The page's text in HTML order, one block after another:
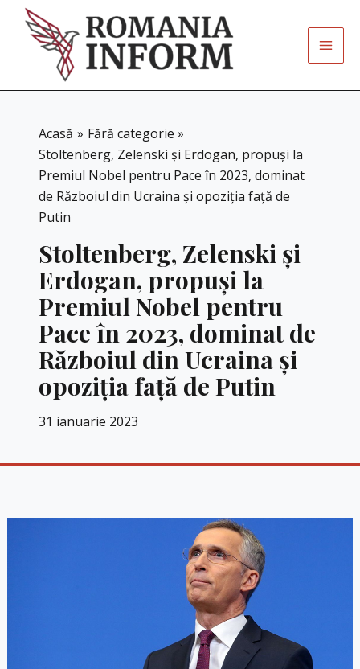
content
Acasă
Fără categorie
Stoltenberg, Zelenski şi Erdogan, propuşi la
Premiul Nobel pentru Pace în 2023, dominat
de Războiul din Ucraina şi opoziţia faţă de
Putin
Stoltenberg, Zelenski şi
Erdogan, propuşi la
Premiul Nobel pentru
Pace în 2023, dominat de
Războiul din Ucraina şi
opoziţia faţă de Putin
31 ianuarie 2023